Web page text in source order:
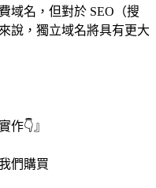
域名，但對於 SEO（搜
說，獨立域名將具有更大
作👇』
們購買